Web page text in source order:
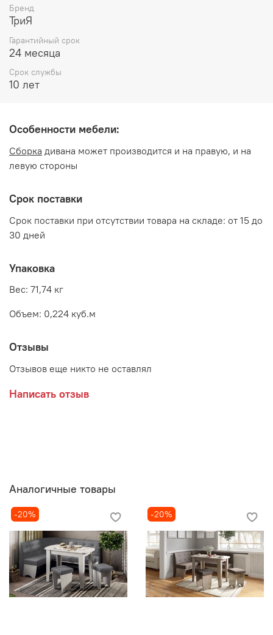
Материалы:
Каркас: ЛДСП Сонома трюфель
Обивка:Микровелюр Duna Brilliant
Производитель:
Бренд
ТриЯ
Гарантийный срок
24 месяца
Срок службы
10 лет
Особенности мебели:
Сборка дивана может производится и на правую, и на
левую стороны
Срок поставки
Срок поставки при отсутствии товара на складе: от 15 до
30 дней
Упаковка
Вес: 71,74 кг
Объем: 0,224 куб.м
Отзывы
Отзывов еще никто не оставлял
Написать отзыв
Аналогичные товары
-20% -20%